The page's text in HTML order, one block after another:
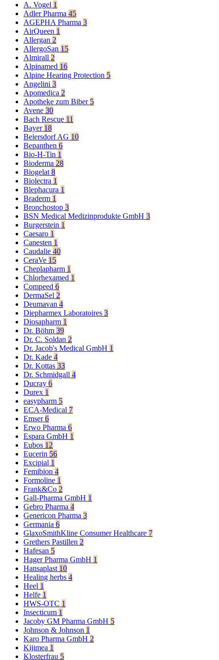
A. Vogel 1
Adler Pharma 45
AGEPHA Pharma 3
AirQueen 1
Allergan 2
AllergoSan 15
Almirall 2
Alpinamed 16
Alpine Hearing Protection 5
Angelini 3
Apomedica 2
Apotheke zum Biber 5
Avene 30
Bach Rescue 11
Bayer 18
Beiersdorf AG 10
Bepanthen 6
Bio-H-Tin 1
Bioderma 28
Biogelat 8
Biolectra 1
Blephacura 1
Braderm 1
Bronchostop 3
BSN Medical Medizinprodukte GmbH 3
Burgerstein 1
Caesaro 1
Canesten 1
Caudalie 40
CeraVe 15
Cheplapharm 1
Chlorhexamed 1
Compeed 6
DermaSel 2
Deumavan 4
Diepharmex Laboratoires 3
Diosapharm 1
Dr. Böhm 39
Dr. C. Soldan 2
Dr. Jacob's Medical GmbH 1
Dr. Kade 4
Dr. Kottas 33
Dr. Schmidgall 4
Ducray 6
Durex 1
easypharm 5
ECA-Medical 7
Emser6
Erwo Pharma 6
Espara GmbH 1
Eubos 12
Eucerin 56
Excipial 1
Femibion 4
Formoline 1
Frank&Co 2
Gall-Pharma GmbH 1
Gebro Pharma 4
Genericon Pharma 3
Germania 6
GlaxoSmithKline Consumer Healthcare 7
Grethers Pastillen 2
Hafesan 5
Hager Pharma GmbH 1
Hansaplast 10
Healing herbs 4
Heel 1
Helfe 1
HWS-OTC 1
Insecticum 1
Jacoby GM Pharma GmbH 5
Johnson & Johnson 1
Karo Pharma GmbH 2
Kijimea 1
Klosterfrau 5